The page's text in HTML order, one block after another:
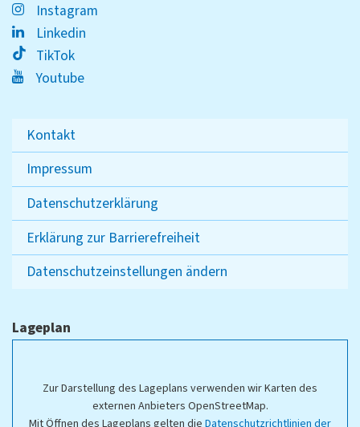
Instagram
Linkedin
TikTok
Youtube
Kontakt
Impressum
Datenschutzerklärung
Erklärung zur Barrierefreiheit
Datenschutzeinstellungen ändern
Lageplan
Zur Darstellung des Lageplans verwenden wir Karten des
externen Anbieters OpenStreetMap.